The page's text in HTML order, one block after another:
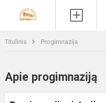
Titulinis Progimnazija
Apie progimnaziją